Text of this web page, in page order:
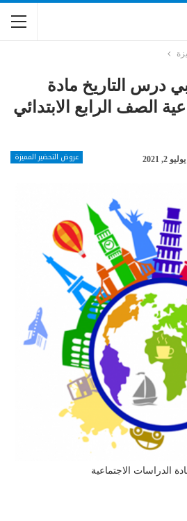
درس التاريخ مادة
الصف الرابع الابتدائي
عروض التحضير المميزة يوليو 2, 2021
الدراسات الاجتماعية